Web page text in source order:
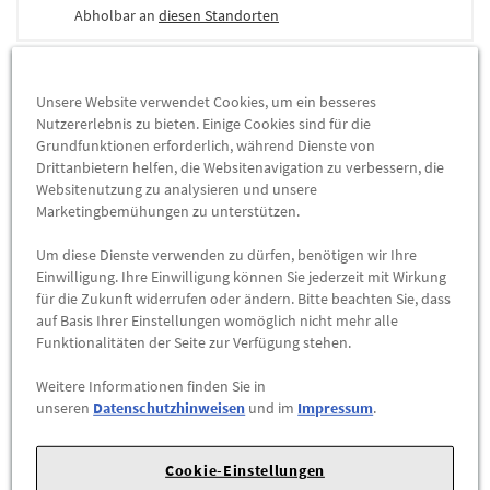
Abholbar an diesen Standorten
ZUM WARENKORB HINZUFÜGEN
Herstellerangaben: Mercedes-Benz AG |
70723 Stuttgart |Tel: +49711170 |E-Mail:
https://www.mercedes-benz.com
Sie sind sich nicht sicher, ob das Ersatzteil bei Ihrem Fahrzeug
passt?
Kein Problem.
Unsere Website verwendet Cookies, um ein besseres
Nutzererlebnis zu bieten. Einige Cookies sind für die
Grundfunktionen erforderlich, während Dienste von
Drittanbietern helfen, die Websitenavigation zu verbessern, die
Websitenutzung zu analysieren und unsere
Marketingbemühungen zu unterstützen.
Um diese Dienste verwenden zu dürfen, benötigen wir Ihre
Einwilligung. Ihre Einwilligung können Sie jederzeit mit Wirkung
für die Zukunft widerrufen oder ändern. Bitte beachten Sie, dass
auf Basis Ihrer Einstellungen womöglich nicht mehr alle
Funktionalitäten der Seite zur Verfügung stehen.
Weitere Informationen finden Sie in
unseren Datenschutzhinweisen und im Impressum.
Cookie-Einstellungen